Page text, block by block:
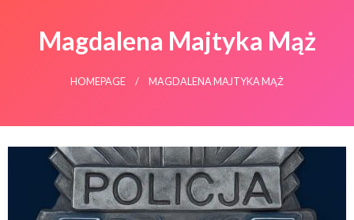
Magdalena Majtyka Mąż
HOMEPAGE MAGDALENA MAJTYKA MĄŻ